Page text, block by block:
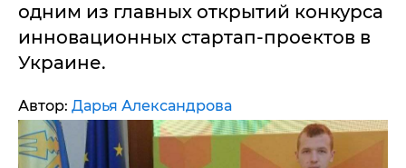
одним из главных открытий конкурса
инновационных стартап-проектов в
Украине.
Автор: Дарья Александрова